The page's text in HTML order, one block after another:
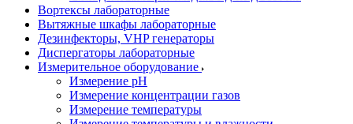
Вортексы лабораторные
Вытяжные шкафы лабораторные
Дезинфекторы, VHP генераторы
Диспергаторы лабораторные
Измерительное оборудование
Измерение pH
Измерение концентрации газов
Измерение температуры